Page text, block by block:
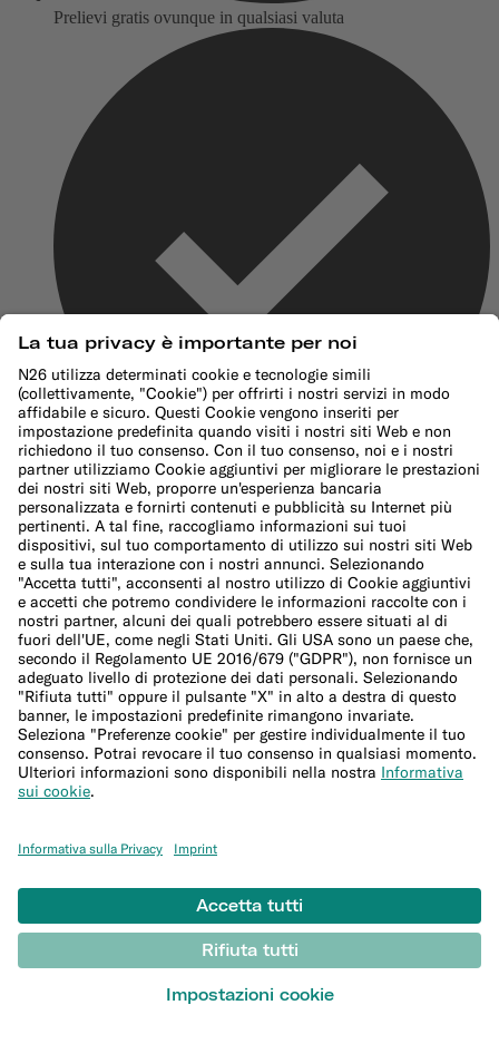
Prelievi gratis ovunque in qualsiasi valuta
Copertura viaggi
Copertura spese mediche